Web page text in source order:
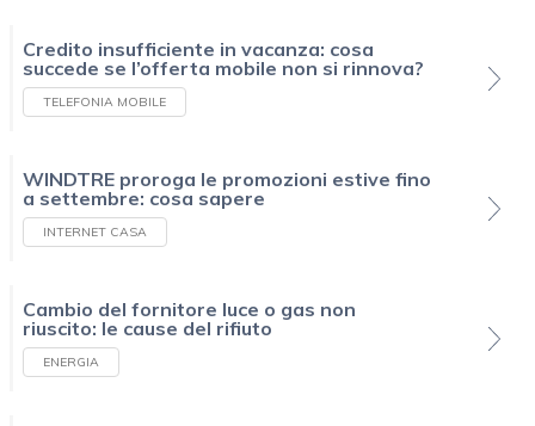
Credito insufficiente in vacanza: cosa
succede se l’offerta mobile non si rinnova?
TELEFONIA MOBILE
WINDTRE proroga le promozioni estive fino
a settembre: cosa sapere
INTERNET CASA
Cambio del fornitore luce o gas non
riuscito: le cause del rifiuto
ENERGIA